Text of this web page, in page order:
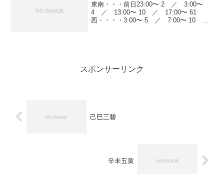
東南・・・前日23:00〜 2 ／ 3:00〜
4 ／ 13:00〜 10 ／ 17:00〜 61
西・・・・3:00〜 5 ／ 7:00〜 10
スポンサーリンク
己巳三碧
辛未五黄